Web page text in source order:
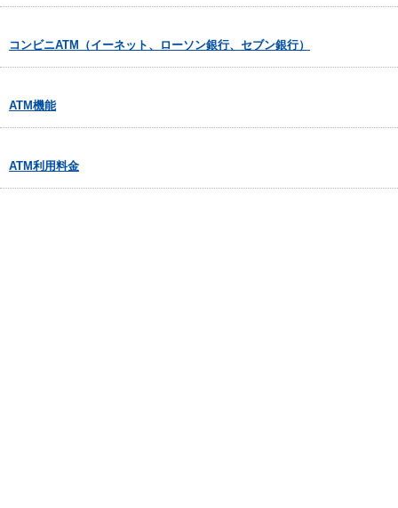
コンビニATM（イーネット、ローソン銀行、セブン銀行）
ATM機能
ATM利用料金